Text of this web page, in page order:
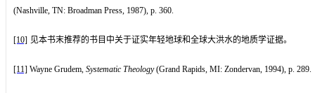
(Nashville, TN: Broadman Press, 1987), p. 360.
[10] 见本书末推荐的书目中关于证实年轻地球和全球大洪水的地质学证据。
[11] Wayne Grudem, Systematic Theology(Grand Rapids, MI: Zondervan, 1994), p. 289.